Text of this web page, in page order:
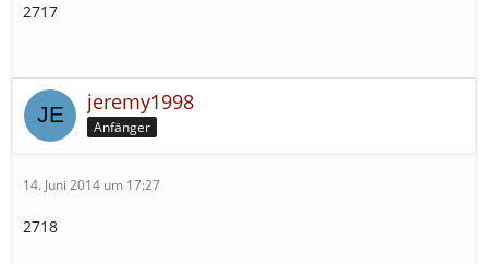
2717
jeremy1998
Anfänger
14. Juni 2014 um 17:27
2718